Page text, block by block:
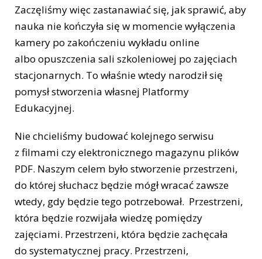
Zaczęliśmy więc zastanawiać się, jak sprawić, aby
nauka nie kończyła się w momencie wyłączenia
kamery po zakończeniu wykładu online
albo opuszczenia sali szkoleniowej po zajęciach
stacjonarnych. To właśnie wtedy narodził się
pomysł stworzenia własnej Platformy
Edukacyjnej.
Nie chcieliśmy budować kolejnego serwisu
z filmami czy elektronicznego magazynu plików
PDF. Naszym celem było stworzenie przestrzeni,
do której słuchacz będzie mógł wracać zawsze
wtedy, gdy będzie tego potrzebował. Przestrzeni,
która będzie rozwijała wiedzę pomiędzy
zajęciami. Przestrzeni, która będzie zachęcała
do systematycznej pracy. Przestrzeni,